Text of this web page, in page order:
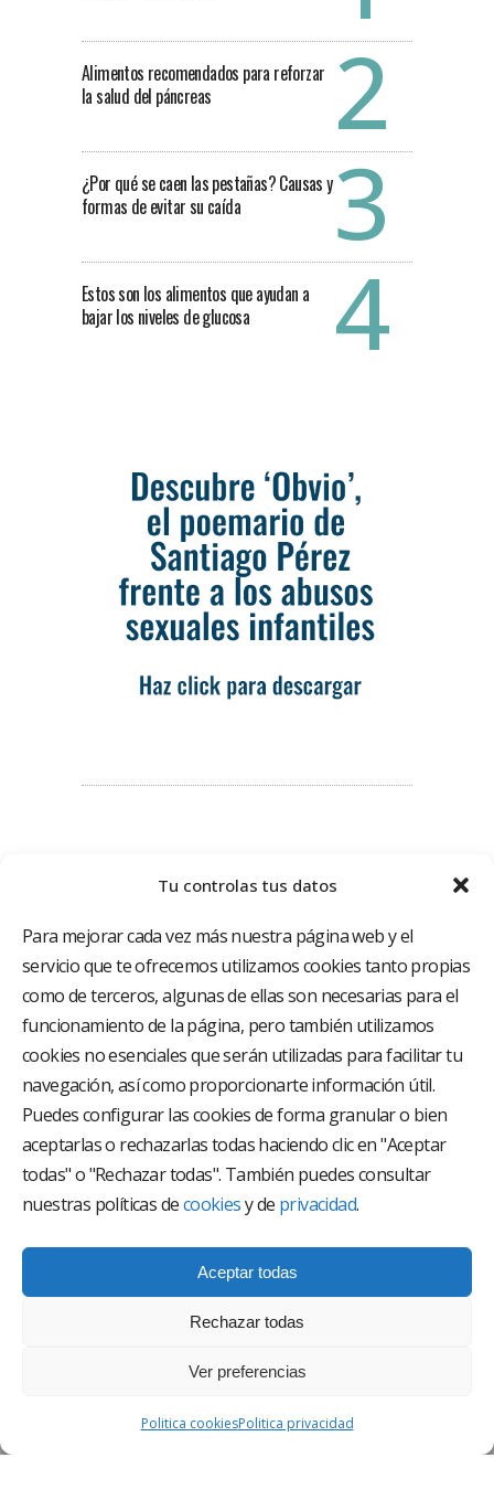
Tu controlas tus datos
Para mejorar cada vez más nuestra página web y el
servicio que te ofrecemos utilizamos cookies tanto propias
como de terceros, algunas de ellas son necesarias para el
funcionamiento de la página, pero también utilizamos
cookies no esenciales que serán utilizadas para facilitar tu
navegación, así como proporcionarte información útil.
Puedes configurar las cookies de forma granular o bien
aceptarlas o rechazarlas todas haciendo clic en "Aceptar
todas" o "Rechazar todas". También puedes consultar
nuestras políticas decookiesy de privacidad.
Aceptar todas
Rechazar todas
Ver preferencias
Politica cookiesPolitica privacidad
Alimentos recomendados para reforzar
la salud del páncreas
¿Por qué se caen las pestañas? Causas y
formas de evitar su caída
Estos son los alimentos que ayudan a
bajar los niveles de glucosa
El Grupo Hospitalario HLA es uno de los proveedores
hospitalarios con mayor presencia en España, creado
con el objetivo de proporcionar el acceso a una
asistencia sanitaria de alto nivel. Nuestra red asistencial
está compuesta por 18 hospitales y 37 centros médicos
multiespecialidad.
Síguenos en
POLÍTICA DE PRIVACIDAD